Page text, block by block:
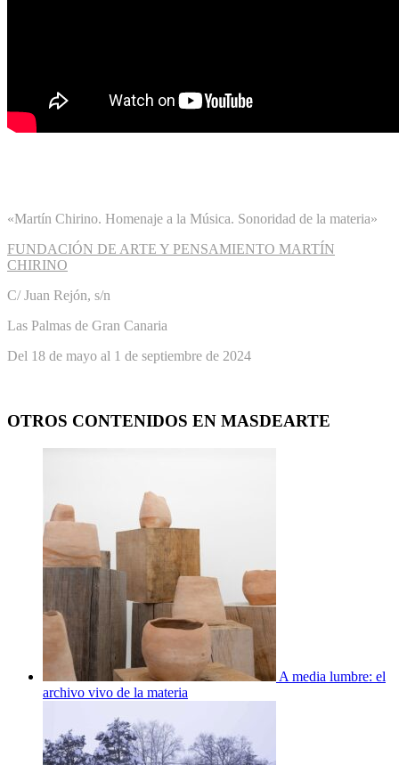
«Martín Chirino. Homenaje a la Música. Sonoridad de la materia»
FUNDACIÓN DE ARTE Y PENSAMIENTO MARTÍN
CHIRINO
C/ Juan Rejón, s/n
Las Palmas de Gran Canaria
Del 18 de mayo al 1 de septiembre de 2024
OTROS CONTENIDOS EN MASDEARTE
A media lumbre: el
archivo vivo de la materia